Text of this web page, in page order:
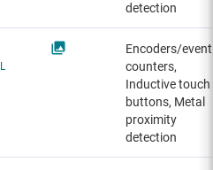
detection
Encoders/event
counters,
Inductive touch
buttons, Metal
proximity
detection